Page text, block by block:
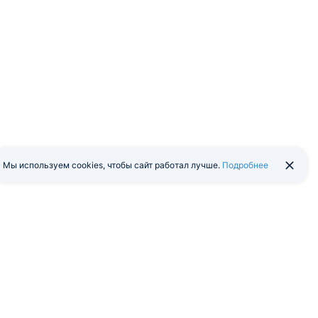
Мы используем cookies, чтобы сайт работал лучше. Подробнее